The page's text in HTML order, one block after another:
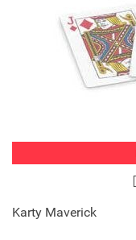
Karty Maverick